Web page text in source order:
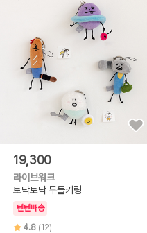
19,300
라이브워크
토닥토닥 두들키링
텐텐배송
4.8 (12)